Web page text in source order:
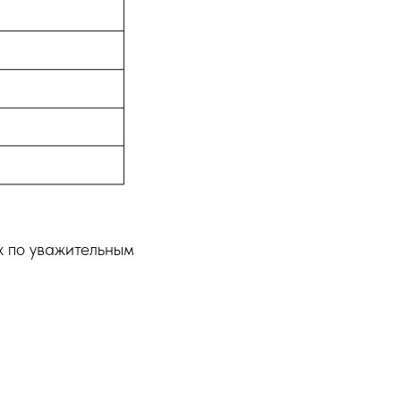
по уважительным